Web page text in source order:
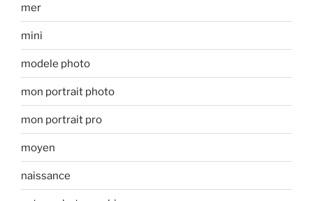
mer
mini
modele photo
mon portrait photo
mon portrait pro
moyen
naissance